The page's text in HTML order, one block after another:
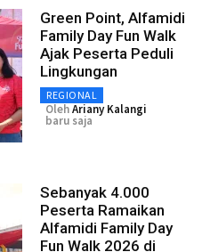
Green Point, Alfamidi
Family Day Fun Walk
Ajak Peserta Peduli
Lingkungan
REGIONAL
OlehAriany Kalangi
baru saja
Sebanyak 4.000
Peserta Ramaikan
Alfamidi Family Day
Fun Walk 2026 di